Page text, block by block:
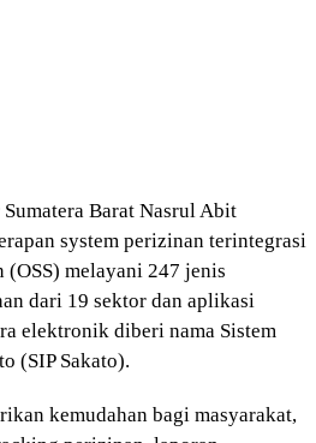
Barat Nasrul Abit
system perizinan terintegrasi
melayani 247 jenis
dari 19 sektor dan aplikasi
elektronik diberi nama Sistem
(SIP Sakato).
kemudahan bagi masyarakat,